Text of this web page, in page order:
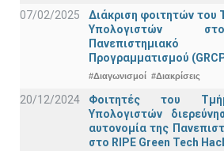
07/02/2025
Διάκριση φοιτητών του
Υπολογιστών
Προγραμματισμού
#Διαγωνισμοί #Διακρίσεις
20/12/2024
Φοιτητές του
Υπολογιστών
αυτονομία της
στο RIPE Green Tech